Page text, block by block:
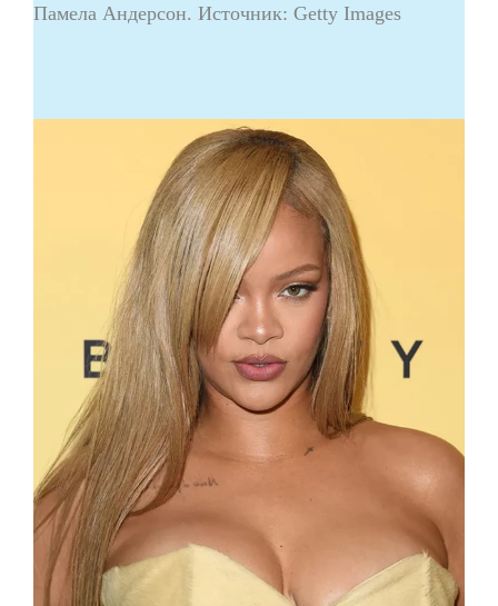
Памела Андерсон. Источник: Getty Images